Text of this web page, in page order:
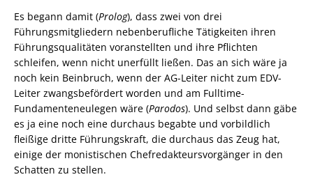
Es begann damit (Prolog), dass zwei von drei
Führungsmitgliedern nebenberufliche Tätigkeiten ihren
Führungsqualitäten voranstellten und ihre Pflichten
schleifen, wenn nicht unerfüllt ließen. Das an sich wäre ja
noch kein Beinbruch, wenn der AG-Leiter nicht zum EDV-
Leiter zwangsbefördert worden und am Fulltime-
Fundamenteneulegen wäre (Parodos). Und selbst dann gäbe
es ja eine noch eine durchaus begabte und vorbildlich
fleißige dritte Führungskraft, die durchaus das Zeug hat,
einige der monistischen Chefredakteursvorgänger in den
Schatten zu stellen.